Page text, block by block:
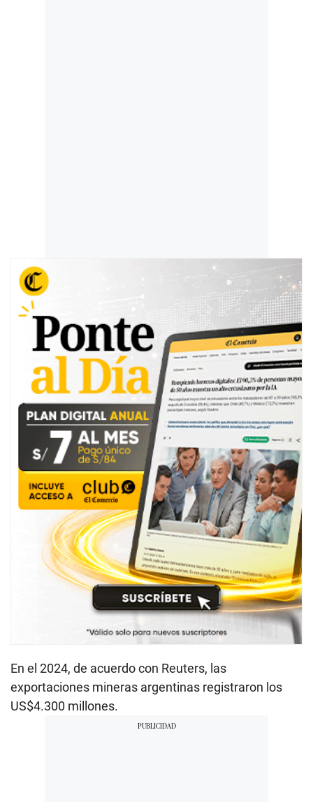
En el 2024, de acuerdo con Reuters, las
exportaciones mineras argentinas registraron los
US$4.300 millones.